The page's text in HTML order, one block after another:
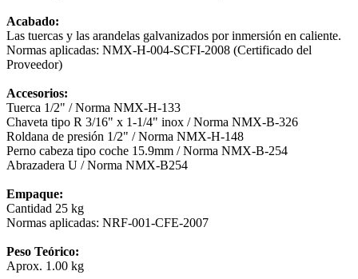
Acabado:
Las tuercas y las arandelas galvanizados por inmersión en caliente.
Normas aplicadas: NMX-H-004-SCFI-2008 (Certificado del
Proveedor)
Accesorios:
Tuerca 1/2" / Norma NMX-H-133
Chaveta tipo R 3/16" x 1-1/4" inox / Norma NMX-B-326
Roldana de presión 1/2" / Norma NMX-H-148
Perno cabeza tipo coche 15.9mm / Norma NMX-B-254
Abrazadera U / Norma NMX-B254
Empaque:
Cantidad 25 kg
Normas aplicadas: NRF-001-CFE-2007
Peso Teórico:
Aprox. 1.00 kg